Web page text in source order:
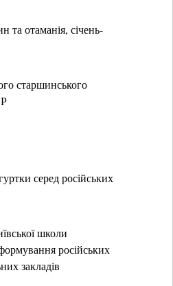
та отаманія, січень-
старшинського
серед російських
школи
російських
закладів